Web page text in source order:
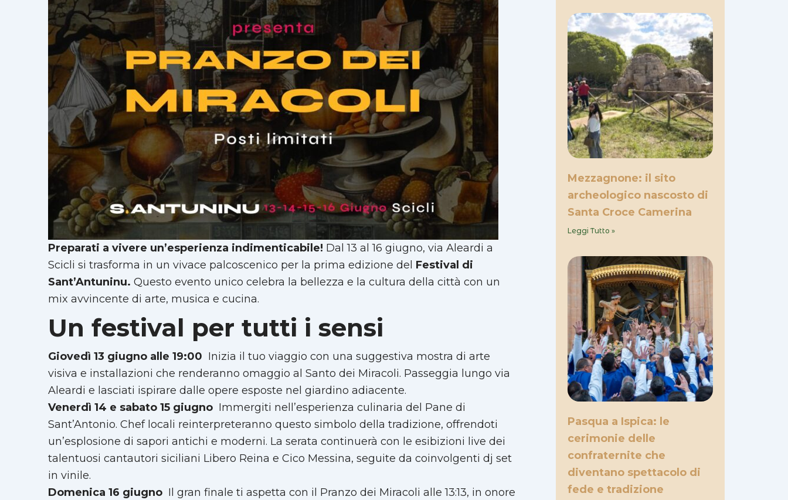
Preparati a vivere un’esperienza indimenticabile! Dal 13 al 16 giugno, via Aleardi a
Scicli si trasforma in un vivace palcoscenico per la prima edizione del Festival di
Sant’Antuninu. Questo evento unico celebra la bellezza e la cultura della città con un
mix avvincente di arte, musica e cucina.
Un festival per tutti i sensi
Giovedì 13 giugno alle 19:00  Inizia il tuo viaggio con una suggestiva mostra di arte
visiva e installazioni che renderanno omaggio al Santo dei Miracoli. Passeggia lungo via
Aleardi e lasciati ispirare dalle opere esposte nel giardino adiacente.
Venerdì 14 e sabato 15 giugno  Immergiti nell’esperienza culinaria del Pane di
Sant’Antonio. Chef locali reinterpreteranno questo simbolo della tradizione, offrendoti
un’esplosione di sapori antichi e moderni. La serata continuerà con le esibizioni live dei
talentuosi cantautori siciliani Libero Reina e Cico Messina, seguite da coinvolgenti dj set
in vinile.
Domenica 16 giugno  Il gran finale ti aspetta con il Pranzo dei Miracoli alle 13:13, in onore
Mezzagnone: il sito
archeologico nascosto di
Santa Croce Camerina
Leggi Tutto »
Pasqua a Ispica: le
cerimonie delle
confraternite che
diventano spettacolo di
fede e tradizione